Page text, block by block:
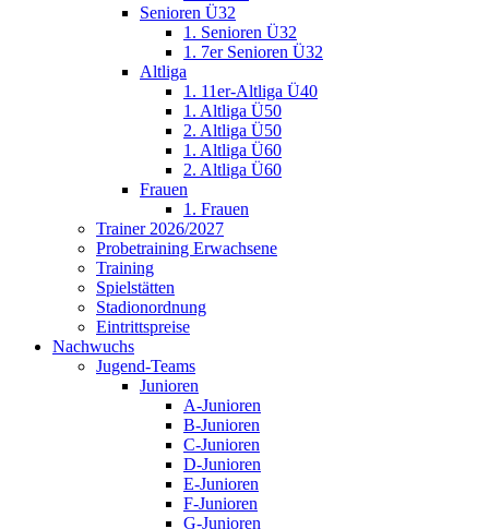
Senioren Ü32
1. Senioren Ü32
1. 7er Senioren Ü32
Altliga
1. 11er-Altliga Ü40
1. Altliga Ü50
2. Altliga Ü50
1. Altliga Ü60
2. Altliga Ü60
Frauen
1. Frauen
Trainer 2026/2027
Probetraining Erwachsene
Training
Spielstätten
Stadionordnung
Eintrittspreise
Nachwuchs
Jugend-Teams
Junioren
A-Junioren
B-Junioren
C-Junioren
D-Junioren
E-Junioren
F-Junioren
G-Junioren